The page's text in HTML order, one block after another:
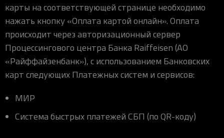
карты на соответствующей странице необходимо
нажать кнопку «Оплата картой онлайн». Оплата
происходит через авторизационный сервер
Процессингового центра Банка Raiffeisen (АО
«Райффайзенбанк»), с использованием Банковских
карт следующих Платежных систем и сервисов:
МИР
Система быстрых платежей СБП (по QR-коду)